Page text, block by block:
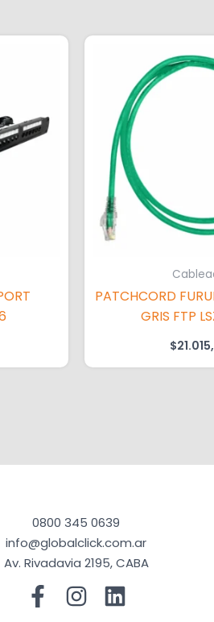
PATCHCORD
GRIS FTP
$
0800 345 0639
info@globalclick.com.ar
Av. Rivadavia 2195, CABA